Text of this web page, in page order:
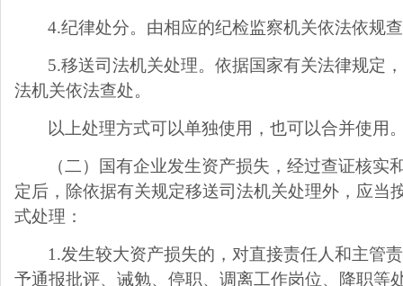
4.纪律处分。由相应的纪检监察机关依法依规
5.移送司法机关处理。依据国家有关法律规定
法机关依法查处。
以上处理方式可以单独使用，也可以合并使用
（二）国有企业发生资产损失，经过查证核实
定后，除依据有关规定移送司法机关处理外，应当
式处理：
1.发生较大资产损失的，对直接责任人和主管
予通报批评、诫勉、停职、调离工作岗位、降职等